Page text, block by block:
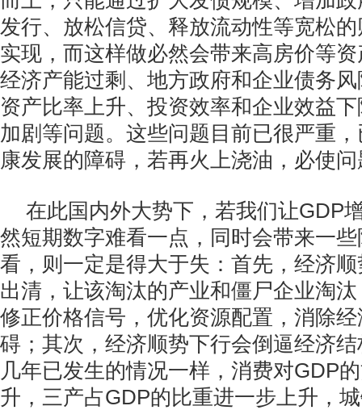
发行、放松信贷、释放流动性等宽松
实现，而这样做必然会带来高房价等
经济产能过剩、地方政府和企业债务
资产比率上升、投资效率和企业效益
加剧等问题。这些问题目前已很严重
康发展的障碍，若再火上浇油，必使
在此国内外大势下，若我们让GDP
然短期数字难看一点，同时会带来一
看，则一定是得大于失：首先，经济
出清，让该淘汰的产业和僵尸企业淘
修正价格信号，优化资源配置，消除
碍；其次，经济顺势下行会倒逼经济
几年已发生的情况一样，消费对GDP
升，三产占GDP的比重进一步上升，